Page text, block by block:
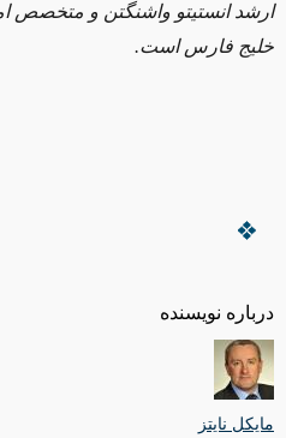
درباره نویسنده
مایکل نایتز
ارشد انستیتو واشنگتن و متخصص
خلیج فارس است.